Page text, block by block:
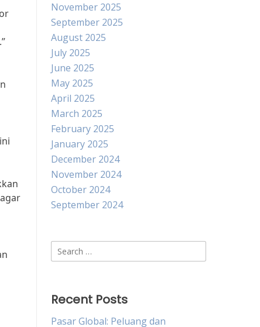
November 2025
September 2025
August 2025
July 2025
June 2025
May 2025
April 2025
March 2025
February 2025
January 2025
December 2024
November 2024
October 2024
September 2024
Search
for:
Recent Posts
Pasar Global: Peluang dan